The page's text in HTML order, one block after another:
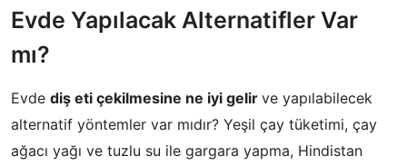
Evde Yapılacak Alternatifler Var
mı?
Evde diş eti çekilmesine ne iyi gelir ve yapılabilecek
alternatif yöntemler var mıdır? Yeşil çay tüketimi, çay
ağacı yağı ve tuzlu su ile gargara yapma, Hindistan